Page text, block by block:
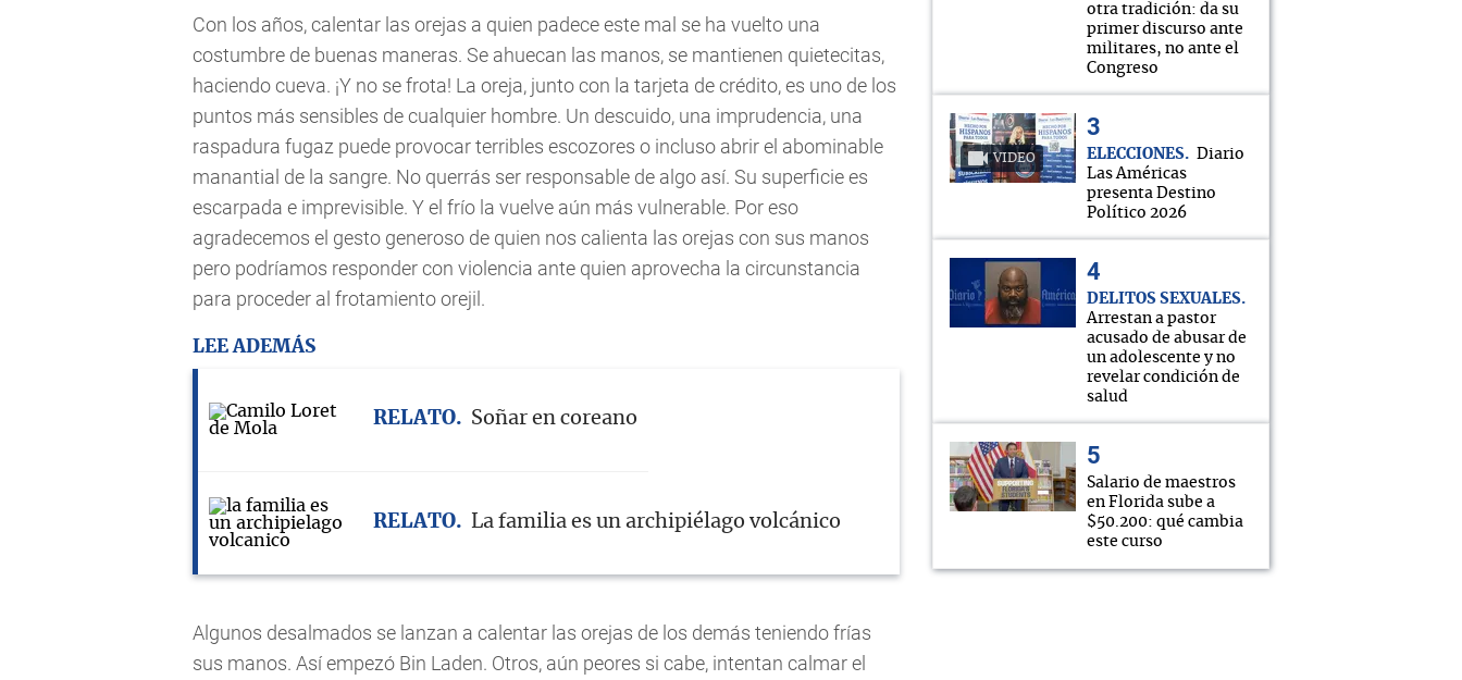
Con los años, calentar las orejas a quien padece este mal se ha vuelto una
costumbre de buenas maneras. Se ahuecan las manos, se mantienen quietecitas,
haciendo cueva. ¡Y no se frota! La oreja, junto con la tarjeta de crédito, es uno de los
puntos más sensibles de cualquier hombre. Un descuido, una imprudencia, una
raspadura fugaz puede provocar terribles escozores o incluso abrir el abominable
manantial de la sangre. No querrás ser responsable de algo así. Su superficie es
escarpada e imprevisible. Y el frío la vuelve aún más vulnerable. Por eso
agradecemos el gesto generoso de quien nos calienta las orejas con sus manos
pero podríamos responder con violencia ante quien aprovecha la circunstancia
para proceder al frotamiento orejil.
LEE ADEMÁS
RELATO Soñar en coreano
RELATO La familia es un archipiélago volcánico
Algunos desalmados se lanzan a calentar las orejas de los demás teniendo frías
sus manos. Así empezó Bin Laden. Otros, aún peores si cabe, intentan calmar el
otra tradición: da su
primer discurso ante
militares, no ante el
Congreso
VIDEO ELECCIONES
Diario
Las Américas
presenta Destino
Político 2026
DELITOS SEXUALES
Arrestan a pastor
acusado de abusar de
un adolescente y no
revelar condición de
salud
Salario de maestros
en Florida sube a
$50.200: qué cambia
este curso